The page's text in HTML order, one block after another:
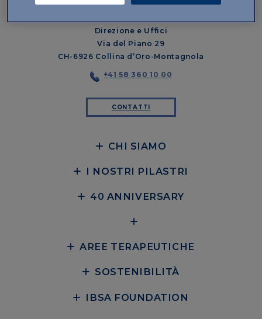
CH-6912 Lugano-Pazzallo
Direzione e Uffici
Via del Piano 29
CH-6926 Collina d’Oro-Montagnola
+41 58 360 10 00
CONTATTI
CHI SIAMO
I NOSTRI PILASTRI
40 ANNIVERSARY
AREE TERAPEUTICHE
SOSTENIBILITÀ
IBSA FOUNDATION